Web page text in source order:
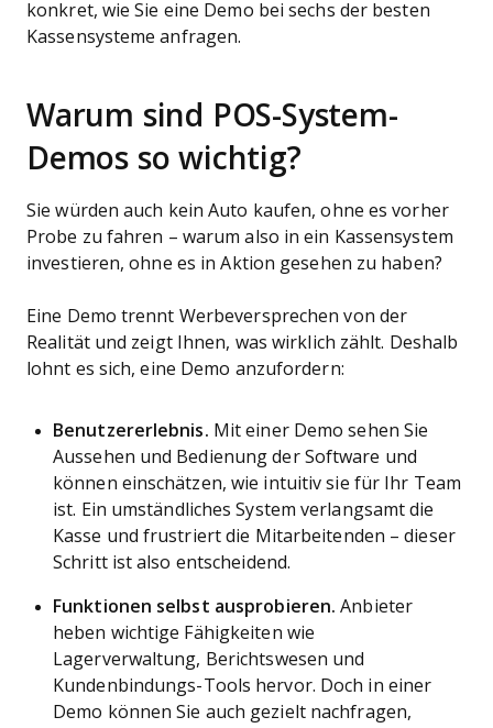
konkret, wie Sie eine Demo bei sechs der besten
Kassensysteme anfragen.
Warum sind POS-System-
Demos so wichtig?
Sie würden auch kein Auto kaufen, ohne es vorher
Probe zu fahren – warum also in ein Kassensystem
investieren, ohne es in Aktion gesehen zu haben?
Eine Demo trennt Werbeversprechen von der
Realität und zeigt Ihnen, was wirklich zählt. Deshalb
lohnt es sich, eine Demo anzufordern:
Benutzererlebnis. Mit einer Demo sehen Sie
Aussehen und Bedienung der Software und
können einschätzen, wie intuitiv sie für Ihr Team
ist. Ein umständliches System verlangsamt die
Kasse und frustriert die Mitarbeitenden – dieser
Schritt ist also entscheidend.
Funktionen selbst ausprobieren. Anbieter
heben wichtige Fähigkeiten wie
Lagerverwaltung, Berichtswesen und
Kundenbindungs-Tools hervor. Doch in einer
Demo können Sie auch gezielt nachfragen,